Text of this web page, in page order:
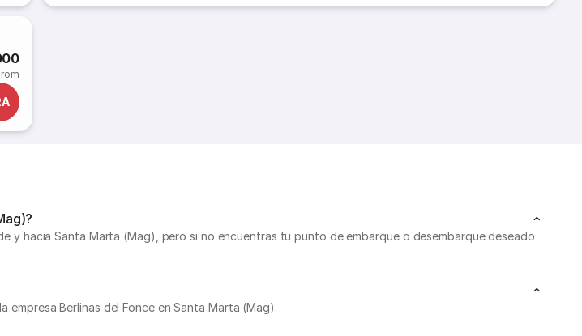
y hacia Santa Marta (Mag), pero si no encuentras tu punto de embarque o desembarque deseado
Berlinas del Fonce en Santa Marta (Mag).